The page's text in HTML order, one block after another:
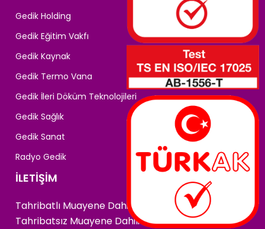
Gedik Holding
Gedik Eğitim Vakfı
Gedik Kaynak
Gedik Termo Vana
Gedik İleri Döküm Teknolojileri
Gedik Sağlık
Gedik Sanat
Radyo Gedik
İLETİŞİM
Tahribatlı Muayene Dahili : 4222
Tahribatsız Muayene Dahili : 4266